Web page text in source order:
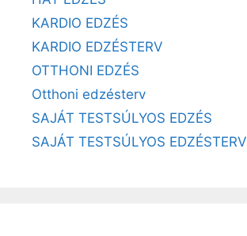
KARDIO EDZÉS
KARDIO EDZÉSTERV
OTTHONI EDZÉS
Otthoni edzésterv
SAJÁT TESTSÚLYOS EDZÉS
SAJÁT TESTSÚLYOS EDZÉSTERV